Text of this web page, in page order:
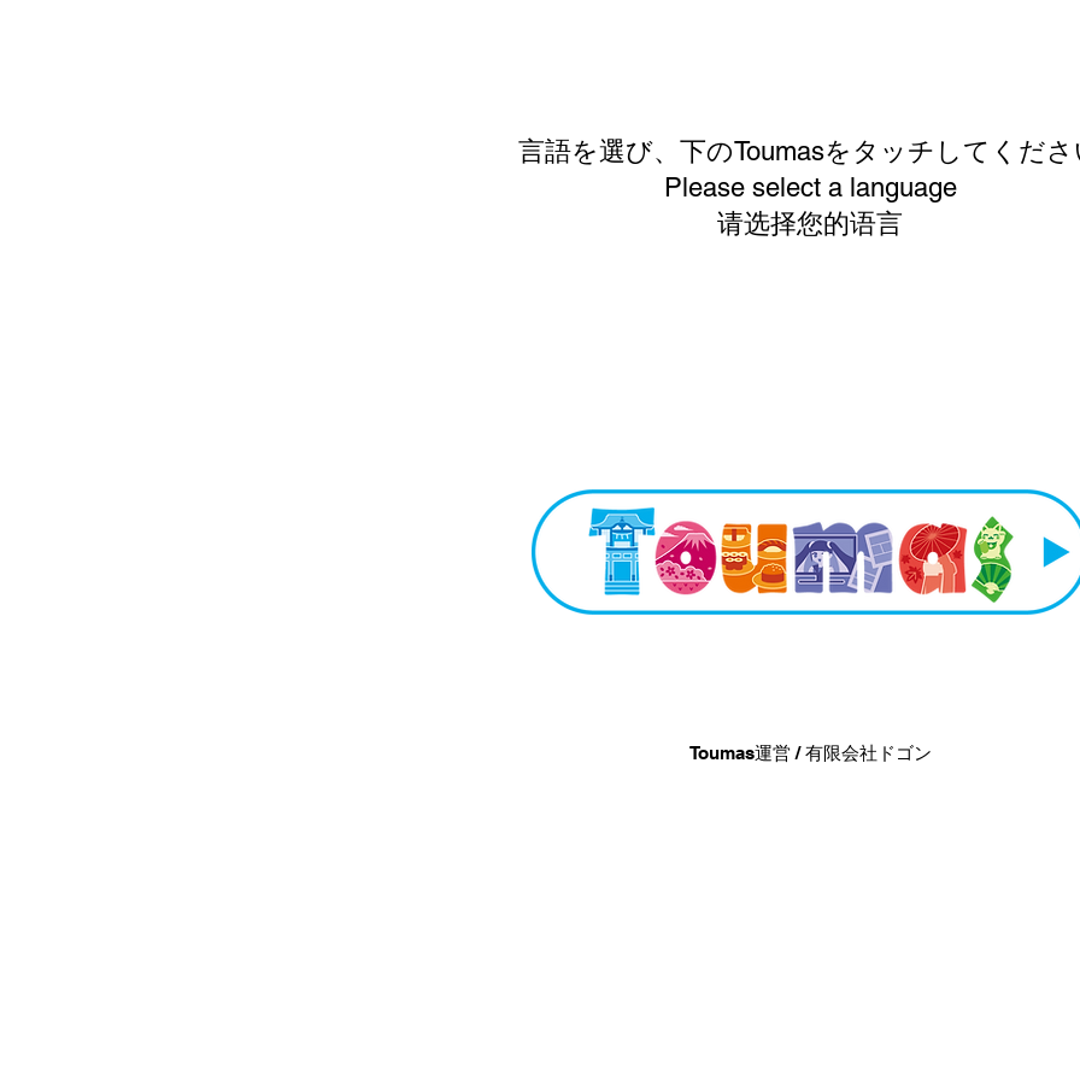
言語を選び、下のToumasをタッチしてくだ
Please select a language
请选择您的语言
Toumas運営 / 有限会社ドゴン